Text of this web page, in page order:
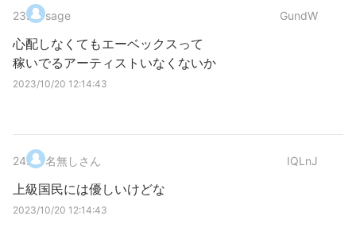
23. sage GundW
心配しなくてもエーベックスって
稼いでるアーティストいなくないか
2023/10/20 12:14:43
24. 名無しさん IQLnJ
上級国民には優しいけどな
2023/10/20 12:14:43